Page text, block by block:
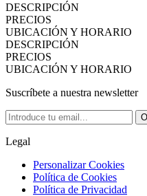
DESCRIPCIÓN
PRECIOS
UBICACIÓN Y HORARIO
DESCRIPCIÓN
PRECIOS
UBICACIÓN Y HORARIO
Suscríbete a nuestra newsletter
Legal
Personalizar Cookies
Política de Cookies
Política de Privacidad